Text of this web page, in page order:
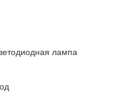
лампа